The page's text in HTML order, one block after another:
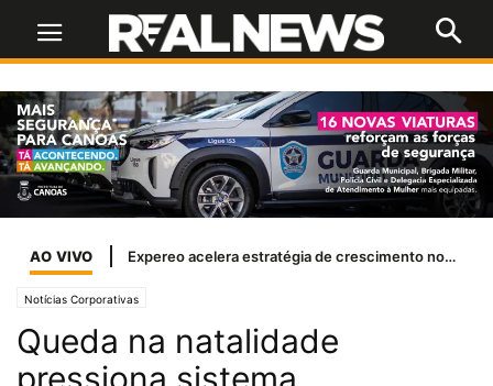
AO VIVO Expereo acelera estratégia de crescimento nos EUA com a nomeação de Margi Shaw como presidente independente
Notícias Corporativas
Queda na natalidade